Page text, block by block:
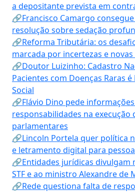
a depositante prevista em
🔗Francisco Camargo
resolução sobre sedação
🔗Reforma Tributária: os
marcada por incertezas e
🔗Doutor Luizinho: Cadastro
Pacientes com Doenças Raras
Social
🔗Flávio Dino pede
responsabilidades na execução
parlamentares
🔗Lincoln Portela quer política
e letramento digital para
🔗Entidades jurídicas divulgam
STF e ao ministro Alexandre de
🔗Rede questiona falta de